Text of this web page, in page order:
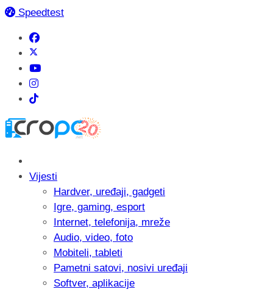
Speedtest
Vijesti
Hardver, uređaji, gadgeti
Igre, gaming, esport
Internet, telefonija, mreže
Audio, video, foto
Mobiteli, tableti
Pametni satovi, nosivi uređaji
Softver, aplikacije